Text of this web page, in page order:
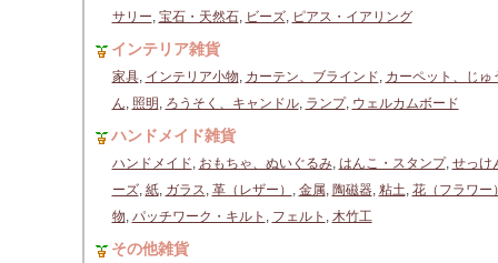
サリー, 宝石・天然石, ビーズ, ピアス・イアリング
インテリア雑貨
家具, インテリア小物, カーテン、ブラインド, カーペット、じゅ
ん, 照明 , ろうそく、キャンドル, ランプ, ウェルカムボード
ハンドメイド雑貨
ハンドメイド, おもちゃ、ぬいぐるみ, はんこ・スタンプ, せっけ
ーズ, 紙, ガラス, 革（レザー） , 金属, 陶磁器, 粘土, 花（フラワー
物, パッチワーク・キルト , フェルト , 木竹工
その他雑貨